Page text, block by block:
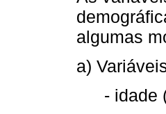
algumas
a)
- idade